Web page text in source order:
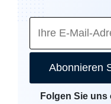
Abonnieren
Folgen Sie